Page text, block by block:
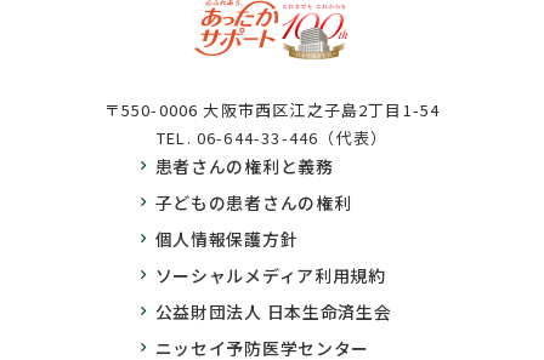
〒550-0006 大阪市西区江之子島2丁目1-54
TEL. 06-644-33-446（代表）
患者さんの権利と義務
子どもの患者さんの権利
個人情報保護方針
ソーシャルメディア利用規約
公益財団法人 日本生命済生会
ニッセイ予防医学センター